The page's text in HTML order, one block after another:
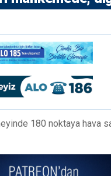
180 noktaya hava